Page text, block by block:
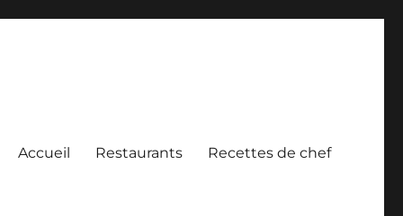
Accueil Restaurants Recettes de chef